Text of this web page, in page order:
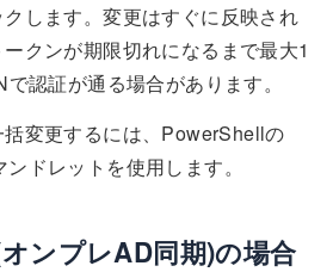
クします。変更はすぐに反映され
クンが期限切れになるまで最大1
認証が通る場合があります。
変更するには、PowerShellの
ンドレットを使用します。
ンプレAD同期)の場合